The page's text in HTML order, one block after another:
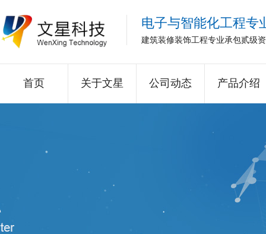
电子与智能化工程专
建筑装修装饰工程专业承包贰级
首页 关于文星 公司动态 产品介绍